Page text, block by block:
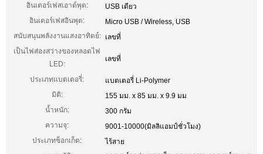
อินเตอร์เฟสเอาต์พุต:
USB เดียว
อินเตอร์เฟสอินพุต:
Micro USB / Wireless, USB
สนับสนุนพลังงานแสงอาทิตย์:
เลขที่
เป็นไฟส่องสว่างของหลอดไฟ
LED:
เลขที่
ประเภทแบตเตอรี่:
แบตเตอรี่ Li-Polymer
มิติ:
155 มม. x 85 มม. x 9.9 มม
น้ำหนัก:
300 กรัม
ความจุ:
9001-10000(มิลลิแอมป์ชั่วโมง)
ประเภทซ็อกเก็ต:
ไร้สาย